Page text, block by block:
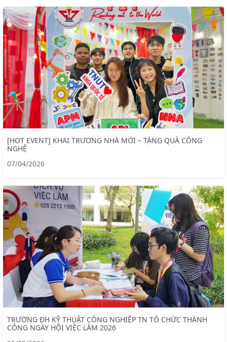
[HOT EVENT] KHAI TRƯƠNG NHÀ MỚI – TẶNG QUÀ CÔNG
NGHỆ
07/04/2026
TRƯỜNG ĐH KỸ THUẬT CÔNG NGHIỆP TN TỔ CHỨC THÀNH
CÔNG NGÀY HỘI VIỆC LÀM 2026